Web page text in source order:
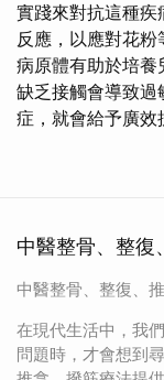
實踐來對抗這種疾
反應，以應對花
病原體有助於培養
缺乏接觸會導致過
症，就會給予廣效
中醫整骨、整復
中醫整骨、整復、
在現代生活中，我
問題時，才會想到